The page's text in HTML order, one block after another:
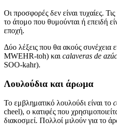
Οι προσφορές δεν είναι τυχαίες.
το άτομο που θυμούνται ή επειδή
εποχή.
Δύο λέξεις που θα ακούς συνέχεια
MWEHR-toh) και calaveras de
SOO-kahr).
Λουλούδια και άρωμα
Το εμβληματικό λουλούδι είναι το
cheel), ο κατιφές που
διακοσμεί. Πολλοί μιλούν για το